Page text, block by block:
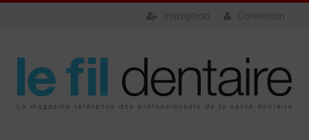
Connexion
Inscription